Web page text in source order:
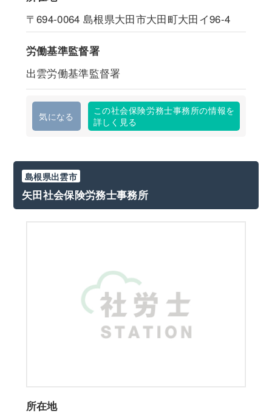
〒694-0064 島根県大田市大田町大田イ96-4
労働基準監督署
出雲労働基準監督署
気になる
この社会保険労務士事務所の情報を
詳しく見る
島根県出雲市
矢田社会保険労務士事務所
所在地